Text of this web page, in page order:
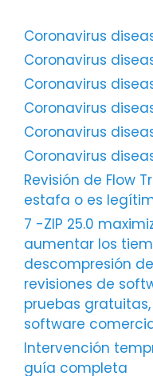
Coronavirus
Coronavirus
Coronavirus
Coronavirus
Coronavirus
Coronavirus
Revisión de Flow
estafa o es
7 -ZIP 25.0
aumentar los
descompresión
revisiones de
pruebas
software
Intervención
guía completa